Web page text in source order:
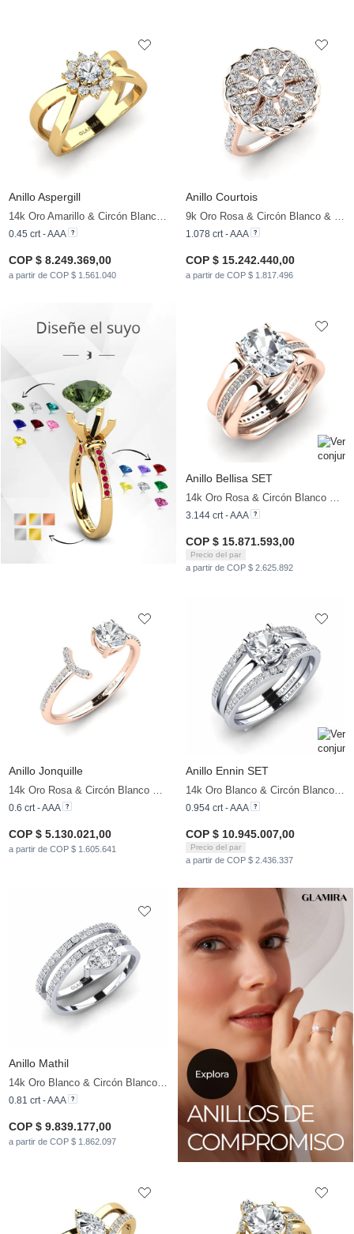
Anillo Aspergill
14k Oro Amarillo & Circón Blanco & Diamante
0.45 crt - AAA
COP $ 8.249.369,00
a partir de COP $ 1.561.040
Anillo Courtois
9k Oro Rosa & Circón Blanco & Diamante
1.078 crt - AAA
COP $ 15.242.440,00
a partir de COP $ 1.817.496
Anillo Bellisa SET
14k Oro Rosa & Circón Blanco & Circonita
3.144 crt - AAA
COP $ 15.871.593,00
Precio del par
a partir de COP $ 2.625.892
Anillo Jonquille
14k Oro Rosa & Circón Blanco & Diamante
0.6 crt - AAA
COP $ 5.130.021,00
a partir de COP $ 1.605.641
Anillo Ennin SET
14k Oro Blanco & Circón Blanco & Diamante
0.954 crt - AAA
COP $ 10.945.007,00
Precio del par
a partir de COP $ 2.436.337
Anillo Mathil
14k Oro Blanco & Circón Blanco & Diamante
0.81 crt - AAA
COP $ 9.839.177,00
a partir de COP $ 1.862.097